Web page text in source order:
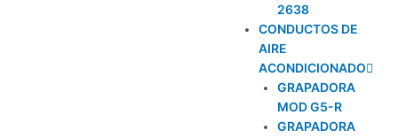
2638
CONDUCTOS DE
AIRE
ACONDICIONADO
GRAPADORA
MOD G5-R
GRAPADORA